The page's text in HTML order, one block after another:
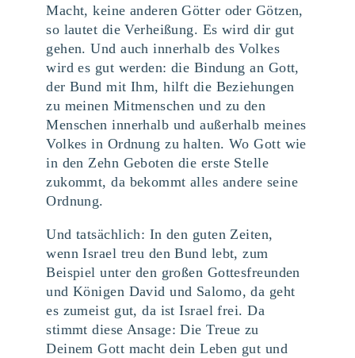
Macht, keine anderen Götter oder Götzen,
so lautet die Verheißung. Es wird dir gut
gehen. Und auch innerhalb des Volkes
wird es gut werden: die Bindung an Gott,
der Bund mit Ihm, hilft die Beziehungen
zu meinen Mitmenschen und zu den
Menschen innerhalb und außerhalb meines
Volkes in Ordnung zu halten. Wo Gott wie
in den Zehn Geboten die erste Stelle
zukommt, da bekommt alles andere seine
Ordnung.
Und tatsächlich: In den guten Zeiten,
wenn Israel treu den Bund lebt, zum
Beispiel unter den großen Gottesfreunden
und Königen David und Salomo, da geht
es zumeist gut, da ist Israel frei. Da
stimmt diese Ansage: Die Treue zu
Deinem Gott macht dein Leben gut und